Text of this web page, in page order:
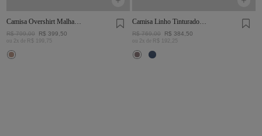
Camisa Overshirt Malha
Rústica Khaki
R$ 799,00 R$ 399 50
ou 2 x de R$ 75
Camisa Linho Tinturado
R$ 769,00 R$ 384 50
ou 2 x de R$ 192 25